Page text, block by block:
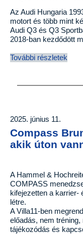
Az Audi Hungaria
motort és több mint
Audi Q3 és Q3
2018-ban kezdődött
További részletek
2025. június 11.
Compass
akik úton
A Hammel &
COMPASS
kifejezetten a karrier-
létre.
A Villa11-ben
előadás, nem
tájékozódás és